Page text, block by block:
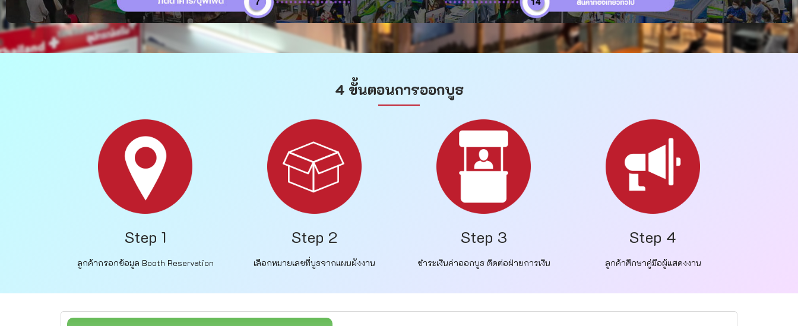
4 ขั้นตอนการออกบูธ
Step 1
ลูกค้ากรอกข้อมูล Booth Reservation
Step 2
เลือกหมายเลขที่บูธจากแผนผังงาน
Step 3
ชำระเงินค่าออกบูธ ติดต่อฝ่ายการเงิน
Step 4
ลูกค้าศึกษาคู่มือผู้แสดงงาน